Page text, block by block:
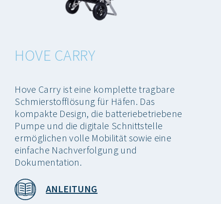
HOVE CARRY
Hove Carry ist eine komplette tragbare
Schmierstofflösung für Häfen. Das
kompakte Design, die batteriebetriebene
Pumpe und die digitale Schnittstelle
ermöglichen volle Mobilität sowie eine
einfache Nachverfolgung und
Dokumentation.
ANLEITUNG